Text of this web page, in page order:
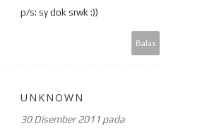
p/s: sy dok srwk :))
Balas
UNKNOWN
30 Disember 2011 pada